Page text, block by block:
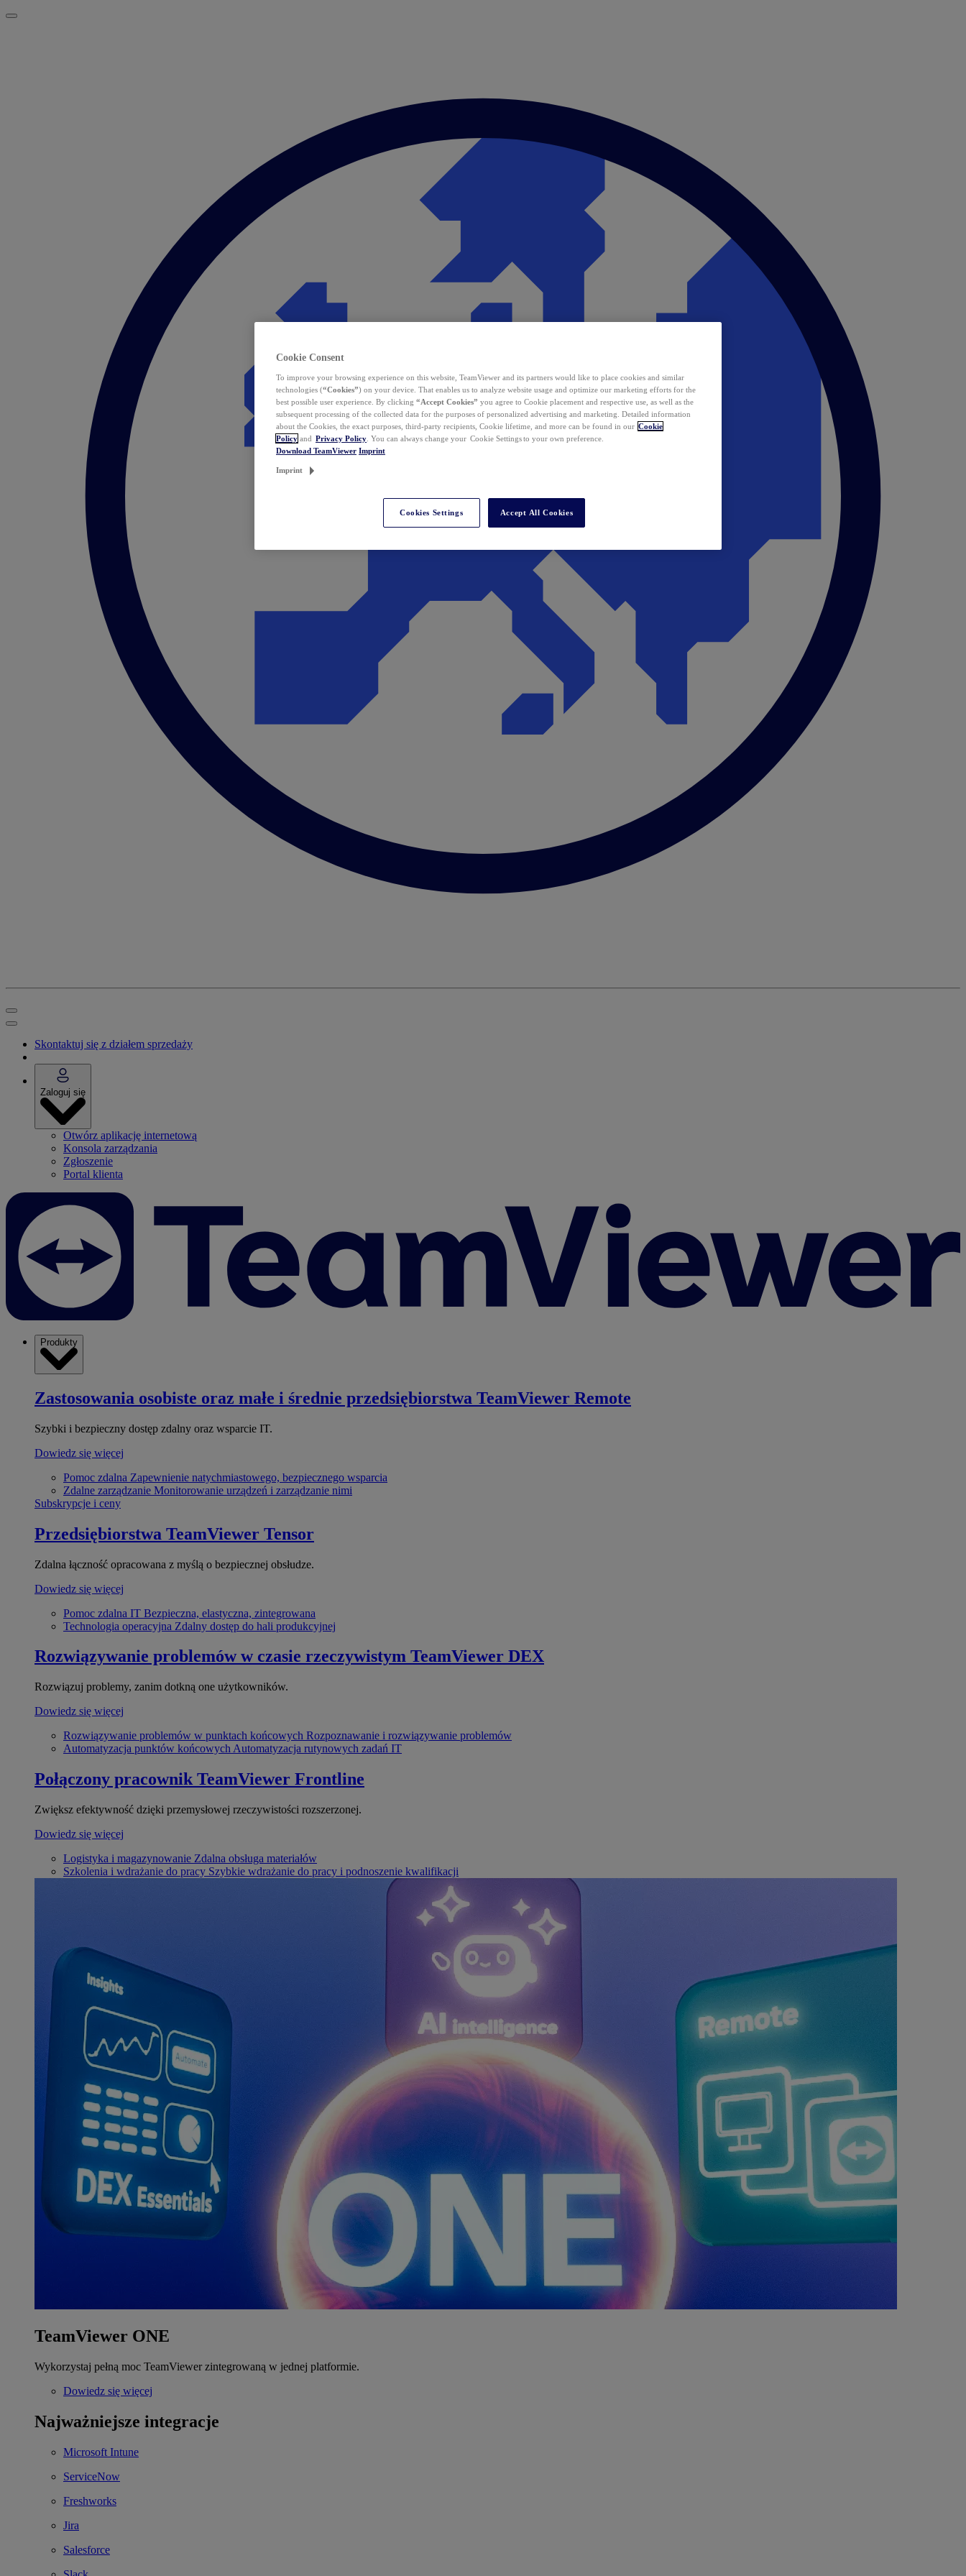
Skontaktuj się z działem sprzedaży
Zaloguj się
Otwórz aplikację internetową
Konsola zarządzania
Zgłoszenie
Portal klienta
Produkty
Zastosowania osobiste oraz małe i średnie przedsiębiorstwa TeamViewer Remote
Szybki i bezpieczny dostęp zdalny oraz wsparcie IT.
Dowiedz się więcej
Pomoc zdalna Zapewnienie natychmiastowego, bezpiecznego wsparcia
Zdalne zarządzanie Monitorowanie urządzeń i zarządzanie nimi
Subskrypcje i ceny
Przedsiębiorstwa TeamViewer Tensor
Zdalna łączność opracowana z myślą o bezpiecznej obsłudze.
Dowiedz się więcej
Pomoc zdalna IT Bezpieczna, elastyczna, zintegrowana
Technologia operacyjna Zdalny dostęp do hali produkcyjnej
Rozwiązywanie problemów w czasie rzeczywistym TeamViewer DEX
Rozwiązuj problemy, zanim dotkną one użytkowników.
Dowiedz się więcej
Rozwiązywanie problemów w punktach końcowych Rozpoznawanie i rozwiązywanie problemów
Automatyzacja punktów końcowych Automatyzacja rutynowych zadań IT
Połączony pracownik TeamViewer Frontline
Zwiększ efektywność dzięki przemysłowej rzeczywistości rozszerzonej.
Dowiedz się więcej
Logistyka i magazynowanie Zdalna obsługa materiałów
Szkolenia i wdrażanie do pracy Szybkie wdrażanie do pracy i podnoszenie kwalifikacji
TeamViewer ONE
Wykorzystaj pełną moc TeamViewer zintegrowaną w jednej platformie.
Dowiedz się więcej
Najważniejsze integracje
Microsoft Intune
ServiceNow
Freshworks
Jira
Salesforce
Cookie Consent
To improve your browsing experience on this website, TeamViewer and its partners would like to place cookies and similar
technologies (“Cookies”) on your device. That enables us to analyze website usage and optimize our marketing efforts for the
best possible user experience. By clicking “Accept Cookies” you agree to Cookie placement and respective use, as well as the
subsequent processing of the collected data for the purposes of personalized advertising and marketing. Detailed information
about the Cookies, the exact purposes, third-party recipients, Cookie lifetime, and more can be found in our Cookie
Policy and Privacy Policy . You can always change your Cookie Settings to your own preference.
Download TeamViewer Imprint
Imprint
Cookies Settings Accept All Cookies